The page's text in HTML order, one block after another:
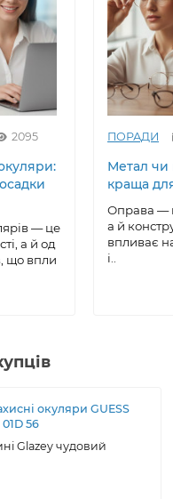
2095
— це
а й од
що впли
ПОРАДИ
Метал чи
краща
Оправа —
а й
впливає
і..
окуляри GUESS
01D 56
Glazey чудовий